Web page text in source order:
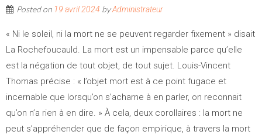
Posted on 19 avril 2024 byAdministrateur
« Ni le soleil, ni la mort ne se peuvent regarder fixement » disait
La Rochefoucauld. La mort est un impensable parce qu’elle
est la négation de tout objet, de tout sujet. Louis-Vincent
Thomas précise : « l’objet mort est à ce point fugace et
incernable que lorsqu’on s’acharne à en parler, on reconnait
qu’on n’a rien à en dire. » À cela, deux corollaires : la mort ne
peut s’appréhender que de façon empirique, à travers la mort